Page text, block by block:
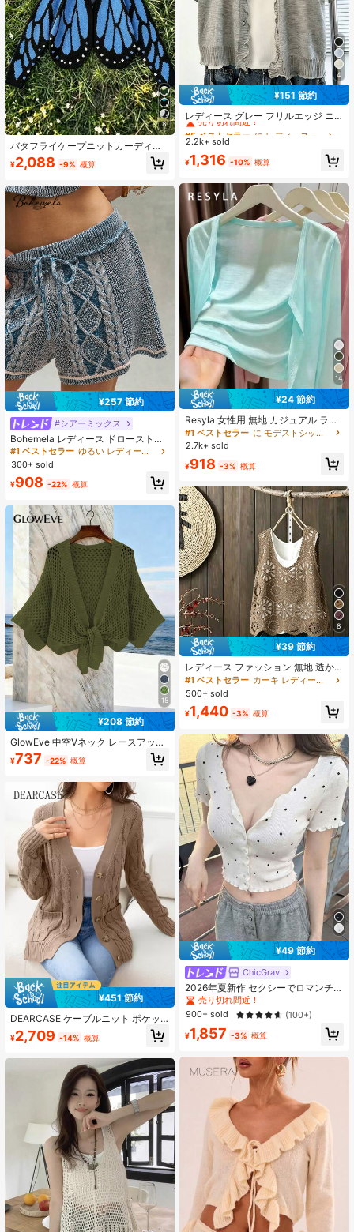
8
バタフライケープニットカーディガ
ン、コントラストカラーのクロシェ
デザイン、ルーズなバットウィング
ウェアセータージャケット、バケー
ション、秋
¥2,088 -9% 概算
¥257 節約
#シアーミックス
Bohemela レディース ドローストリ
ング ウエスト カジュアル 多用途 デ
イリー ニットショーツ
#1 ベストセラー
ゆるい レディースセーターパンツ
300+ sold
¥908 -22% 概算
15
¥208 節約
GlowEve 中空Vネック レースアップ
ルーズ ファッション 多用途 セクシ
ー レディース カーディガン
¥737 -22% 概算
¥451 節約
DEARCASE ケーブルニット ポケッ
ト付き カーディガン 秋
¥2,709 -14% 概算
4
¥151 節約
レディース グレー フリルエッジ ニ
ットカーディガン 夏用 薄手 ゆった
り スルーシー シングルブレスト UV
腕の日よけ オフィス ジーンズ・チュ
ールスカート合わせ カジュアル ショ
ッピング アフタヌーンティー 女子会
ディナー ピクニック 優しいミニマル
上品で高級感 単体でもシンプルエレ
ガント デイリーワーク 週末のお出か
け 友人との集まりに最適
#5 ベストセラー
に レディースニットトップス
売り切れ間近！
#5 ベストセラー
売り切れ間近！
#5 ベストセラー
売り切れ間近！
#5 ベストセラー
売り切れ間近！
2.2k+ sold
¥1,316 -10% 概算
14
¥24 節約
Resyla 女性用 無地 カジュアル ライ
トウェイト カーディガン、春夏用
#1 ベストセラー
に モデストシック レディースニットウェア
2.7k+ sold
¥918 -3% 概算
8
¥39 節約
レディース ファッション 無地 透か
し編み ハンドメイド クロシェ アシ
ンメトリーヘム ノースリーブ ルーズ
カジュアル ニットトップ 夏用
#1 ベストセラー
カーキ レディースセーターベスト
500+ sold
¥1,440 -3% 概算
¥49 節約
ChicGrav
2026年夏新作 セクシーでロマンチッ
クなKoreanスタイル ドット柄フリル
トリム クロップドカーディガン、ガ
ーリーなフィットショートトップ
売り切れ間近！
900+ sold
(100+)
¥1,857 -3% 概算